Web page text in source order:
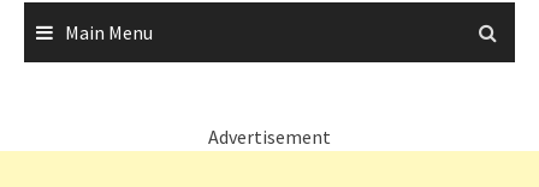
Main Menu
Advertisement